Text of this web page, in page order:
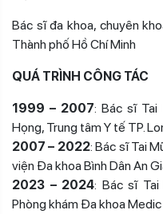
Bác sĩ đa khoa, chuyên
Thành phố Hồ Chí Minh
QUÁ TRÌNH CÔNG TÁC
1999 – 2007: Bác sĩ Tai
Họng, Trung tâm Y tế TP.
2007 – 2022: Bác sĩ Tai
viện Đa khoa Bình Dân An
2023 – 2024: Bác sĩ Tai
Phòng khám Đa khoa Medic